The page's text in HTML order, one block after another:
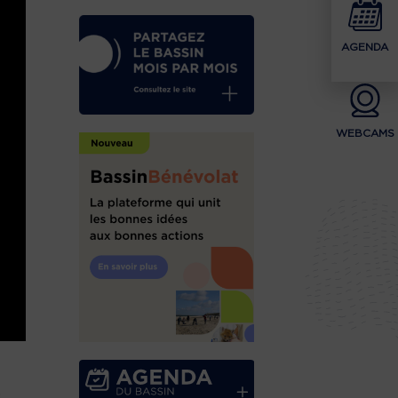
AGENDA
WEBCAMS